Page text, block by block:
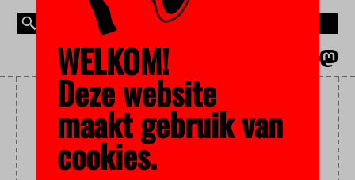
LEARNING THE CODE
WELKOM!
Deze website
maakt gebruik van
cookies.